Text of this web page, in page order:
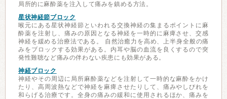
局所的に麻酔薬を注入して痛みを鎮める方法。
星状神経節ブロック
喉元にある星状神経節といわれる交換神経の集まるポイントに麻
酔薬を注射し、痛みの原因となる神経を一時的に麻痺させ、交感
神経を緩める治療法である。 自然治癒力を高め、上半身全般の痛
みをブロックする効果がある。内耳や脳の血流を良くするので突
発性難聴など痛みの伴わない疾患にも効果がある。
神経ブロック
神経やその周辺に局所麻酔薬などを注射して一時的な麻酔をかけ
たり、高周波熱などで神経を麻痺させたりして、痛みやしびれを
和らげる治療です。全身の痛みの緩和に使用されるほか、痛みを